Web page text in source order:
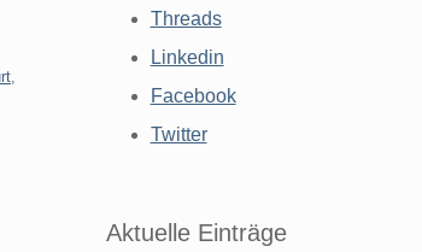
Threads
Linkedin
Facebook
Twitter
Aktuelle Einträge